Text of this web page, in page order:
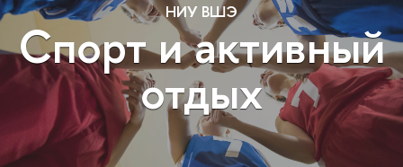
НИУ ВШЭ
Спорт и активный
отдых